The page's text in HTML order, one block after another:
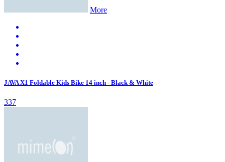
More
JAVA X1 Foldable Kids Bike 14 inch - Black & White
337